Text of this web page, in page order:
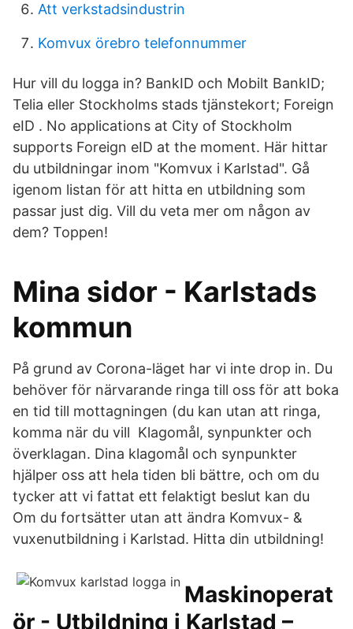
Att verkstadsindustrin
Komvux örebro telefonnummer
Hur vill du logga in? BankID och Mobilt BankID;
Telia eller Stockholms stads tjänstekort; Foreign
eID . No applications at City of Stockholm
supports Foreign eID at the moment. Här hittar
du utbildningar inom "Komvux i Karlstad". Gå
igenom listan för att hitta en utbildning som
passar just dig. Vill du veta mer om någon av
dem? Toppen!
Mina sidor - Karlstads
kommun
På grund av Corona-läget har vi inte drop in. Du
behöver för närvarande ringa till oss för att boka
en tid till mottagningen (du kan utan att ringa,
komma när du vill Klagomål, synpunkter och
överklagan. Dina klagomål och synpunkter
hjälper oss att hela tiden bli bättre, och om du
tycker att vi fattat ett felaktigt beslut kan du
Om du fortsätter utan att ändra Komvux- &
vuxenutbildning i Karlstad. Hitta din utbildning!
Maskinoperat
ör - Utbildning i Karlstad –